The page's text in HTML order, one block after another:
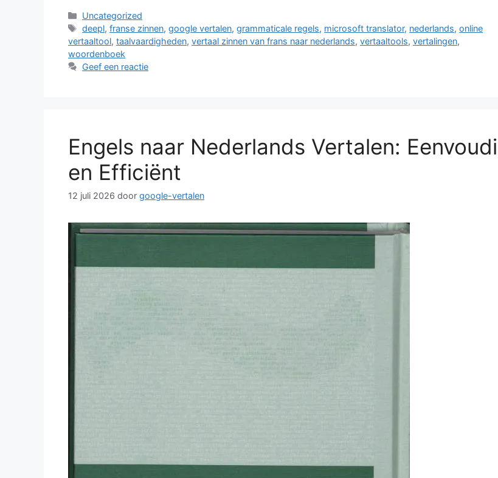
Categorieën
Uncategorized
Tags
deepl,franse zinnen,google vertalen,grammaticale regels, microsoft translator, nederlands,online
vertaaltool, taalvaardigheden, vertaal zinnen van frans naar nederlands, vertaaltools, vertalingen,
woordenboek
Geef een reactie
Engels naar Nederlands Vertalen:
en Efficiënt
12 juli 2026 door google-vertalen